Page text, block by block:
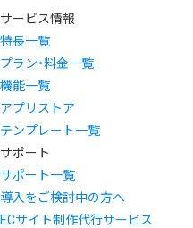
サービス情報
特長一覧
プラン・料金一覧
機能一覧
アプリストア
テンプレート一覧
サポート
サポート一覧
導入をご検討中の方へ
ECサイト制作代行サービス